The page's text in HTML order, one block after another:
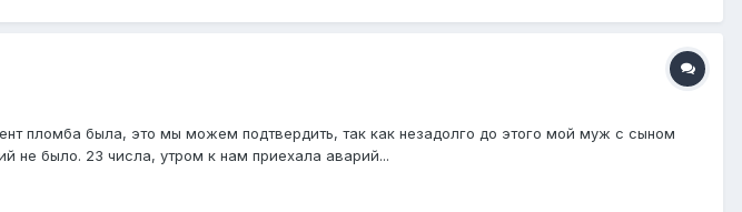
пломба была, это мы можем подтвердить, так как незадолго до этого мой муж с сыном
не было. 23 числа, утром к нам приехала аварий...